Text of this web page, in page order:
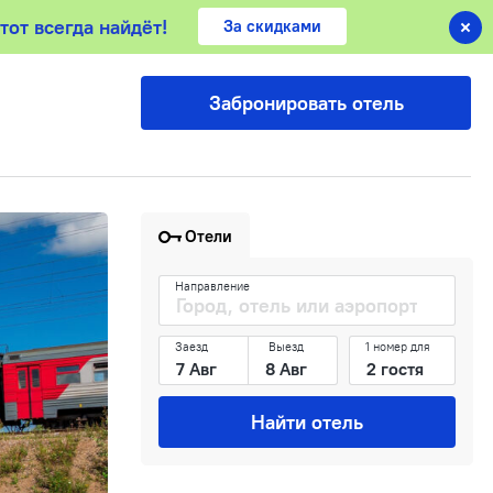
всегда найдёт! За скидками
Забронировать отель
всегда найдёт!
Отели
Направление
Заезд Выезд 1 номер для
Найти отель